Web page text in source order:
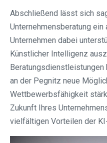
Abschließend lässt sich
Unternehmensberatung
Unternehmen dabei
Künstlicher Intelligenz
Beratungsdienstleistungen
an der Pegnitz neue
Wettbewerbsfähigkeit
Zukunft Ihres
vielfältigen Vorteilen der